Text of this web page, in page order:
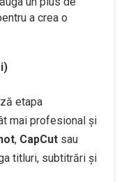
a crea o
etapa
mai profesional și
, CapCut sau
titluri, subtitrări și